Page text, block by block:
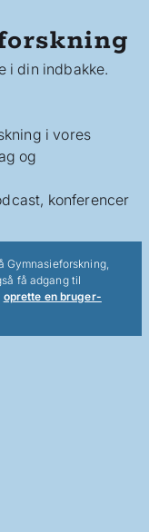
i din indbakke.
i vores
og
konferencer
Gymnasieforskning,
få adgang til
oprette en bruger-